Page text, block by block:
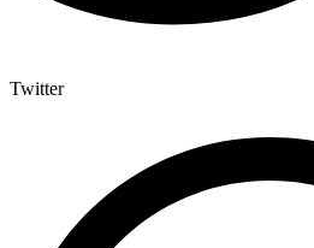
Twitter